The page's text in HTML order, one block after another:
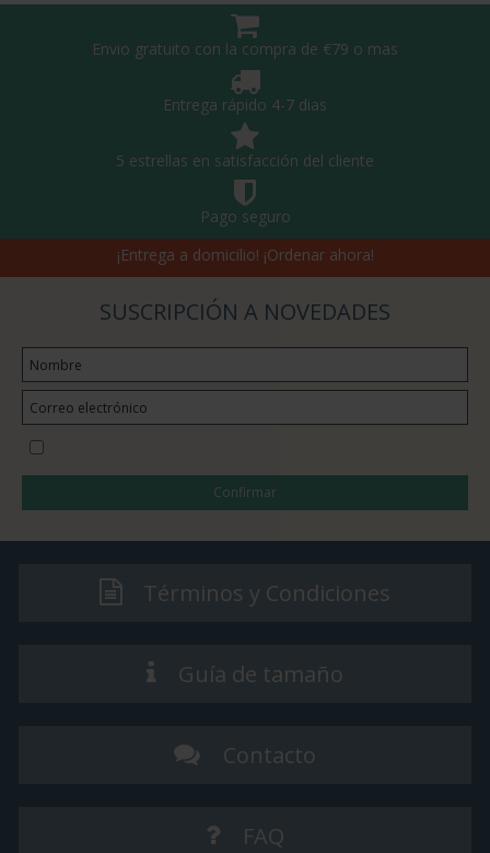
Envio gratuito con la compra de €79 o mas
Entrega rápido 4-7 dias
5 estrellas en satisfacción del cliente
Pago seguro
¡Entrega a domicilio! ¡Ordenar ahora!
SUSCRIPCIÓN A NOVEDADES
Confirmar
Términos y Condiciones
Guía de tamaño
Contacto
FAQ